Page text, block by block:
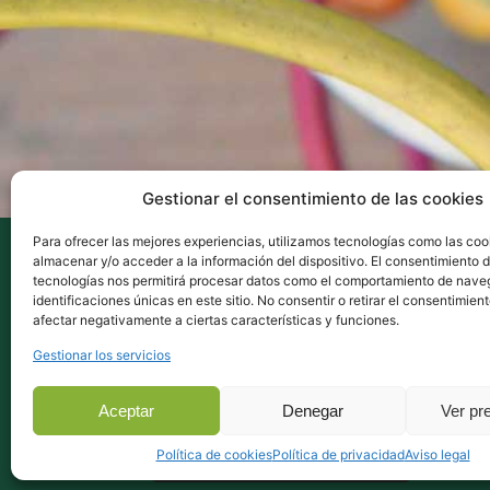
Gestionar el consentimiento de las cookies
Para ofrecer las mejores experiencias, utilizamos tecnologías como las
almacenar y/o acceder a la información del dispositivo. El consentimiento
tecnologías nos permitirá procesar datos como el comportamiento de
identificaciones únicas en este sitio. No consentir o retirar el
afectar negativamente a ciertas características y funciones.
Gestionar los servicios
Aceptar Denegar Ver
Política de cookiesPolítica de privacidadAviso legal